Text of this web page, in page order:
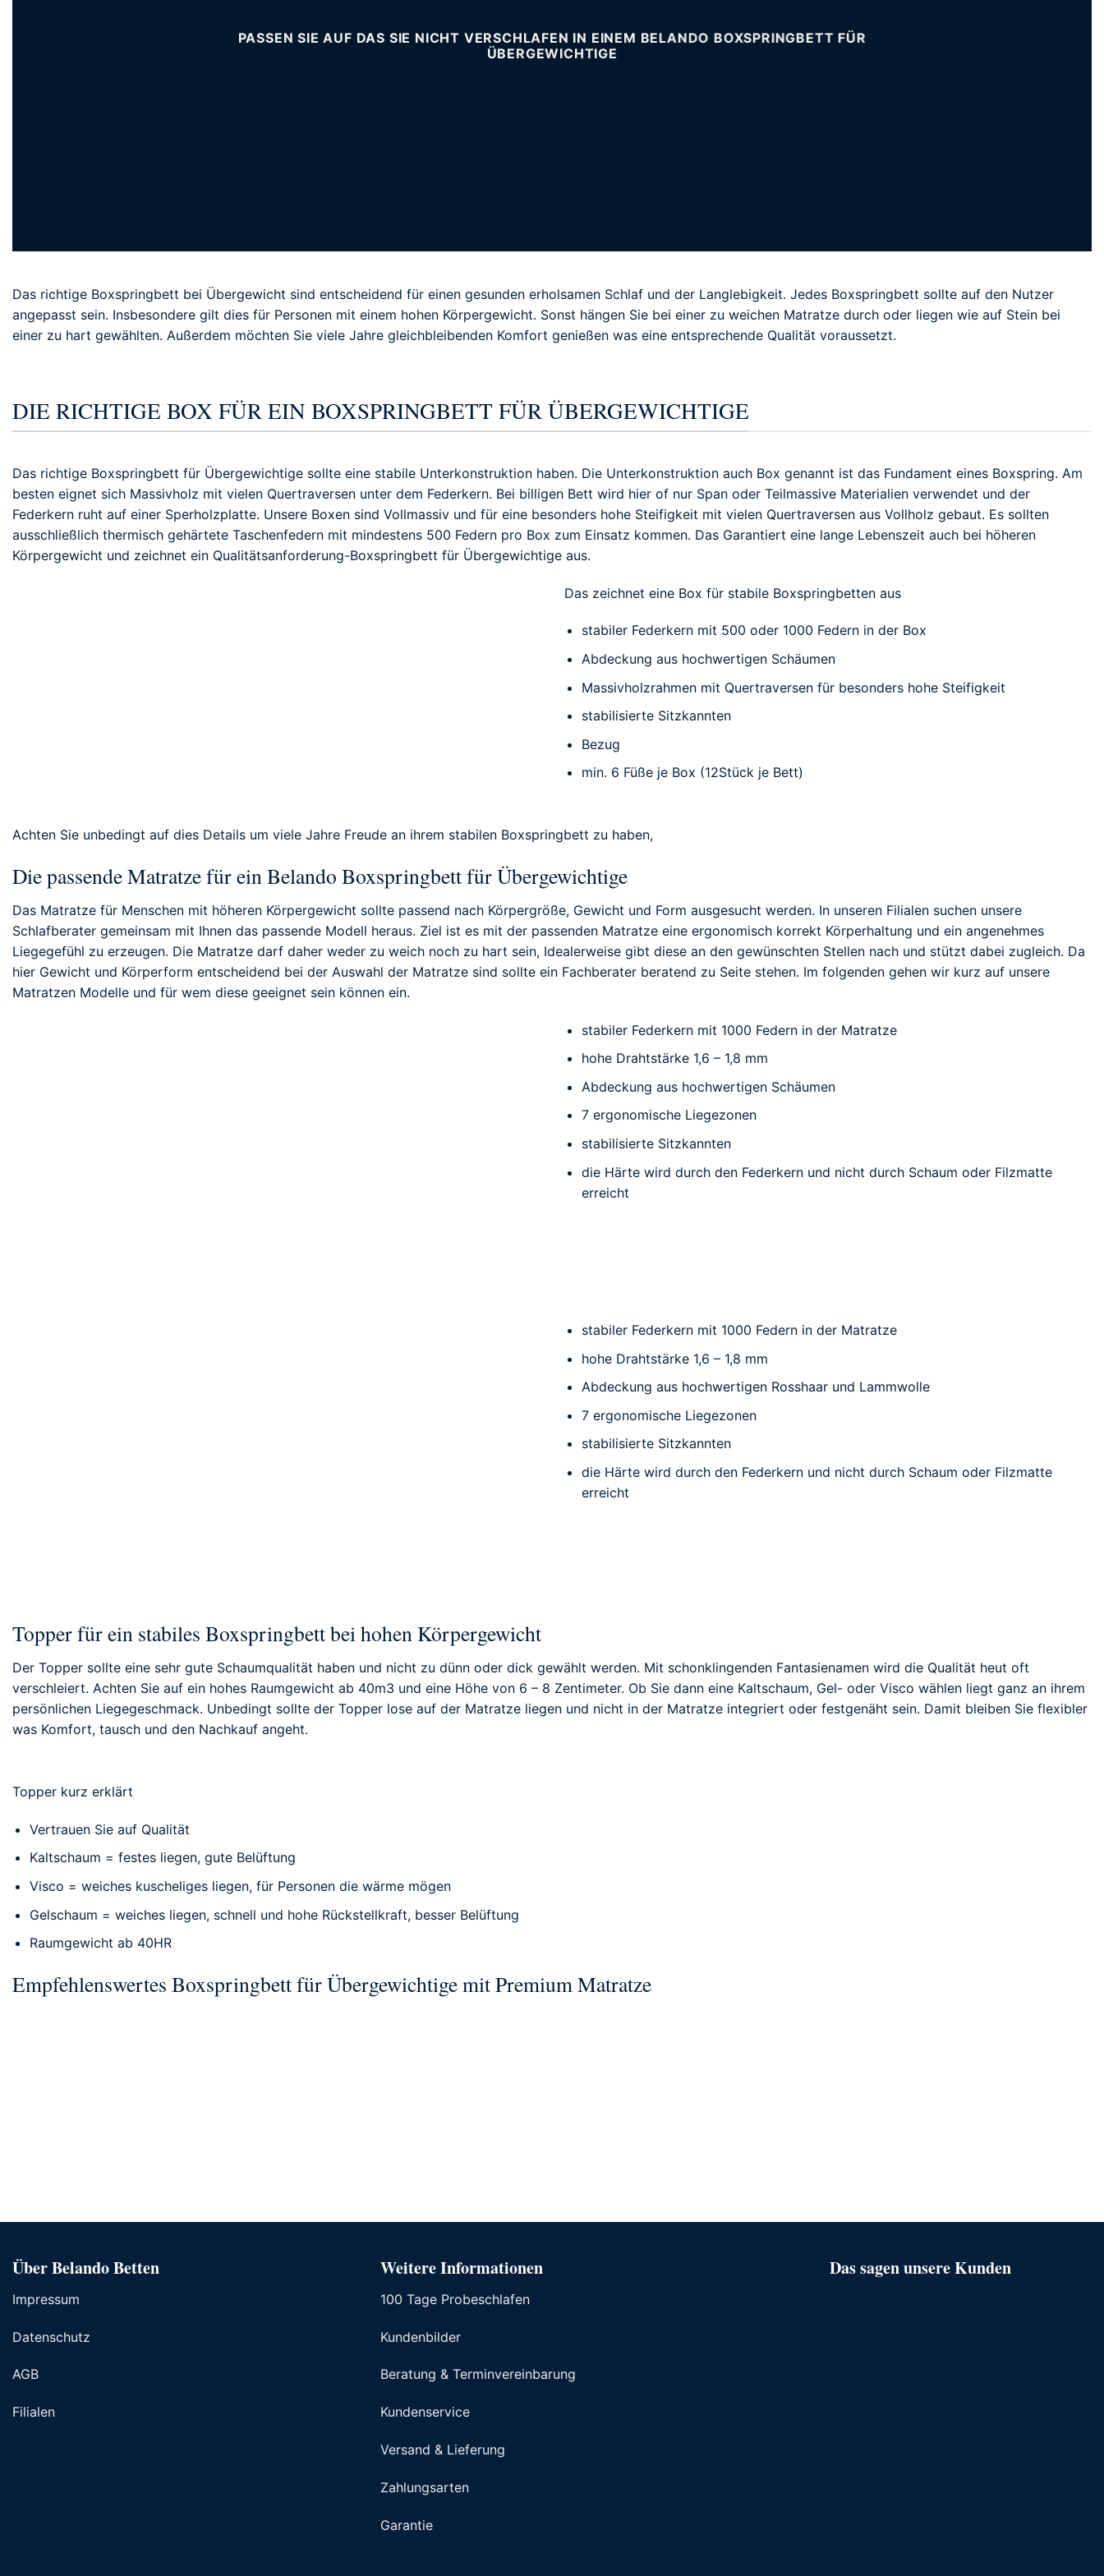
PASSEN SIE AUF DAS SIE NICHT VERSCHLAFEN IN EINEM BELANDO BOXSPRINGBETT FÜR
ÜBERGEWICHTIGE
Das richtige Boxspringbett bei Übergewicht sind entscheidend für einen gesunden erholsamen Schlaf und der Langlebigkeit. Jedes Boxspringbett sollte auf den Nutzer
angepasst sein. Insbesondere gilt dies für Personen mit einem hohen Körpergewicht. Sonst hängen Sie bei einer zu weichen Matratze durch oder liegen wie auf Stein bei
einer zu hart gewählten. Außerdem möchten Sie viele Jahre gleichbleibenden Komfort genießen was eine entsprechende Qualität voraussetzt.
DIE RICHTIGE BOX FÜR EIN BOXSPRINGBETT FÜR ÜBERGEWICHTIGE
Das richtige Boxspringbett für Übergewichtige sollte eine stabile Unterkonstruktion haben. Die Unterkonstruktion auch Box genannt ist das Fundament eines Boxspring. Am
besten eignet sich Massivholz mit vielen Quertraversen unter dem Federkern. Bei billigen Bett wird hier of nur Span oder Teilmassive Materialien verwendet und der
Federkern ruht auf einer Sperholzplatte. Unsere Boxen sind Vollmassiv und für eine besonders hohe Steifigkeit mit vielen Quertraversen aus Vollholz gebaut. Es sollten
ausschließlich thermisch gehärtete Taschenfedern mit mindestens 500 Federn pro Box zum Einsatz kommen. Das Garantiert eine lange Lebenszeit auch bei höheren
Körpergewicht und zeichnet ein Qualitätsanforderung-Boxspringbett für Übergewichtige aus.
Das zeichnet eine Box für stabile Boxspringbetten aus
stabiler Federkern mit 500 oder 1000 Federn in der Box
Abdeckung aus hochwertigen Schäumen
Massivholzrahmen mit Quertraversen für besonders hohe Steifigkeit
stabilisierte Sitzkannten
Bezug
min. 6 Füße je Box (12Stück je Bett)
Achten Sie unbedingt auf dies Details um viele Jahre Freude an ihrem stabilen Boxspringbett zu haben,
Die passende Matratze für ein Belando Boxspringbett für Übergewichtige
Das Matratze für Menschen mit höheren Körpergewicht sollte passend nach Körpergröße, Gewicht und Form ausgesucht werden. In unseren Filialen suchen unsere
Schlafberater gemeinsam mit Ihnen das passende Modell heraus. Ziel ist es mit der passenden Matratze eine ergonomisch korrekt Körperhaltung und ein angenehmes
Liegegefühl zu erzeugen. Die Matratze darf daher weder zu weich noch zu hart sein, Idealerweise gibt diese an den gewünschten Stellen nach und stützt dabei zugleich. Da
hier Gewicht und Körperform entscheidend bei der Auswahl der Matratze sind sollte ein Fachberater beratend zu Seite stehen. Im folgenden gehen wir kurz auf unsere
Matratzen Modelle und für wem diese geeignet sein können ein.
stabiler Federkern mit 1000 Federn in der Matratze
hohe Drahtstärke 1,6 – 1,8 mm
Abdeckung aus hochwertigen Schäumen
7 ergonomische Liegezonen
stabilisierte Sitzkannten
die Härte wird durch den Federkern und nicht durch Schaum oder Filzmatte
erreicht
stabiler Federkern mit 1000 Federn in der Matratze
hohe Drahtstärke 1,6 – 1,8 mm
Abdeckung aus hochwertigen Rosshaar und Lammwolle
7 ergonomische Liegezonen
stabilisierte Sitzkannten
die Härte wird durch den Federkern und nicht durch Schaum oder Filzmatte
erreicht
Topper für ein stabiles Boxspringbett bei hohen Körpergewicht
Der Topper sollte eine sehr gute Schaumqualität haben und nicht zu dünn oder dick gewählt werden. Mit schonklingenden Fantasienamen wird die Qualität heut oft
verschleiert. Achten Sie auf ein hohes Raumgewicht ab 40m3 und eine Höhe von 6 – 8 Zentimeter. Ob Sie dann eine Kaltschaum, Gel- oder Visco wählen liegt ganz an ihrem
persönlichen Liegegeschmack. Unbedingt sollte der Topper lose auf der Matratze liegen und nicht in der Matratze integriert oder festgenäht sein. Damit bleiben Sie flexibler
was Komfort, tausch und den Nachkauf angeht.
Topper kurz erklärt
Vertrauen Sie auf Qualität
Kaltschaum = festes liegen, gute Belüftung
Visco = weiches kuscheliges liegen, für Personen die wärme mögen
Gelschaum = weiches liegen, schnell und hohe Rückstellkraft, besser Belüftung
Raumgewicht ab 40HR
Empfehlenswertes Boxspringbett für Übergewichtige mit Premium Matratze
Über Belando Betten
Impressum
Datenschutz
AGB
Filialen
Weitere Informationen
100 Tage Probeschlafen
Kundenbilder
Beratung & Terminvereinbarung
Kundenservice
Versand & Lieferung
Zahlungsarten
Garantie
Das sagen unsere Kunden